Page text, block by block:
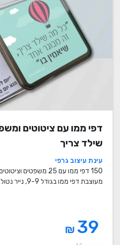
דפי ממו עם ציטוטים
שילד צריך
עינת עיצוב גרפי
150 דפי ממו עם 25
מעוצבת דפי ממו בגודל 9-9, נייר נטול עץ 80 ...
₪